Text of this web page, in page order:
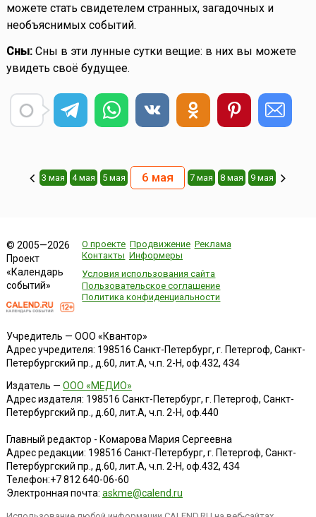
можете стать свидетелем странных, загадочных и
необъяснимых событий.
Сны:Сны в эти лунные сутки вещие: в них вы можете
увидеть своё будущее.
3 мая 4 мая 5 мая 6 мая 7 мая 8 мая 9 мая
© 2005—2026
Проект
«Календарь
событий»
О проекте Продвижение Реклама
Контакты Информеры
Условия использования сайта
Пользовательское соглашение
Политика конфиденциальности
Учредитель — ООО «Квантор»
Адрес учредителя: 198516 Санкт-Петербург, г. Петергоф, Санкт-
Петербургский пр., д.60, лит.А, ч.п. 2-Н, оф.432, 434
Издатель — ООО «МЕДИО»
Адрес издателя: 198516 Санкт-Петербург, г. Петергоф, Санкт-
Петербургский пр., д.60, лит.А, ч.п. 2-Н, оф.440
Главный редактор - Комарова Мария Сергеевна
Адрес редакции: 198516 Санкт-Петербург, г. Петергоф, Санкт-
Петербургский пр., д.60, лит.А, ч.п. 2-Н, оф.432, 434
Телефон:+7 812 640-06-60
Электронная почта: askme@calend.ru